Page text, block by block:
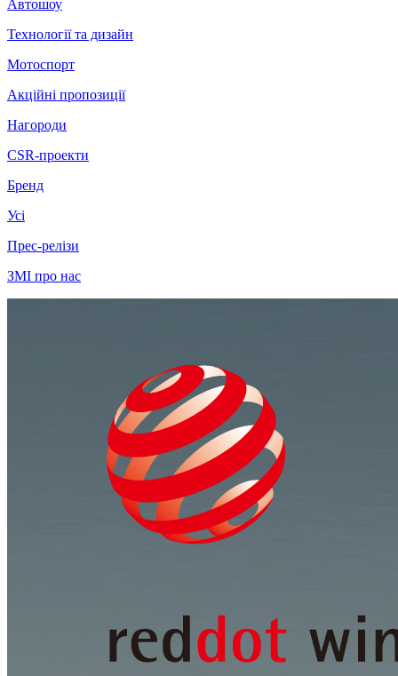
Автошоу
Технології та дизайн
Мотоспорт
Акційні пропозиції
Нагороди
CSR-проекти
Бренд
Усі
Прес-релізи
ЗМІ про нас